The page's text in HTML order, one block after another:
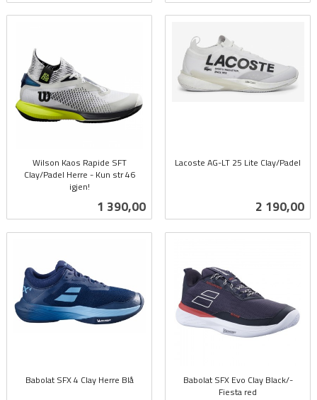
Wilson Kaos Rapide SFT
Clay/Padel Herre - Kun str 46
igjen!
Pris
1 390,00
Lacoste AG-LT 25 Lite Clay/Padel
Pris
2 190,00
Babolat SFX 4 Clay Herre Blå
Babolat SFX Evo Clay Black/-
Fiesta red